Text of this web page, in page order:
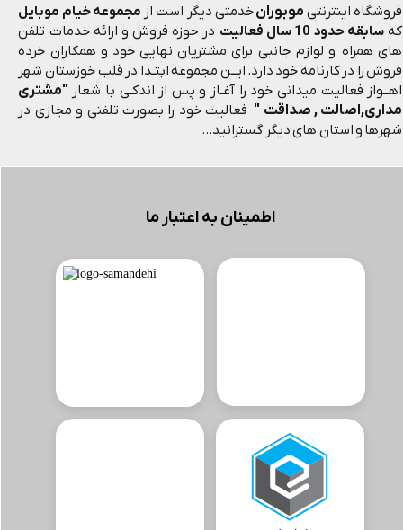
فروشگاه اینترنتی موبورانخدمتی دیگر است از مجموعه خیام موبایل
که سابقه حدود 10 سال فعالیت
در حوزه فروش و ارائه خدمات تلفن
های همراه و لوازم جانبی برای مشتریان نهایی خود و همکاران خرده
فروش را در کارنامه خود دارد. ایــن مجموعه ابتـدا در قلب خوزستان شهر
اهــواز فعالیت میدانی خود را آغـاز و پس از اندکـی با شعار "مشتری
مداری,اصالت , صداقت " فعالیت خود را بصورت تلفنی و مجازی در
شهرها و استان های دیگر گسترانید...
اطمینان به اعتبار ما